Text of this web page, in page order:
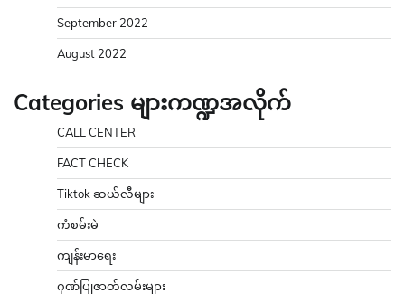
September 2022
August 2022
Categories များကဏ္ဍအလိုက်
CALL CENTER
FACT CHECK
Tiktok ဆယ်လီများ
ကံစမ်းမဲ
ကျန်းမာရေး
ဂုဏ်ပြုဇာတ်လမ်းများ